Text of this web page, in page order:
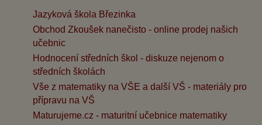
Jazyková škola Březinka
Obchod Zkoušek nanečisto - online prodej našich
učebnic
Hodnocení středních škol - diskuze nejenom o
středních školách
Vše z matematiky na VŠE a další VŠ - materiály pro
přípravu na VŠ
Maturujeme.cz - maturitní učebnice matematiky